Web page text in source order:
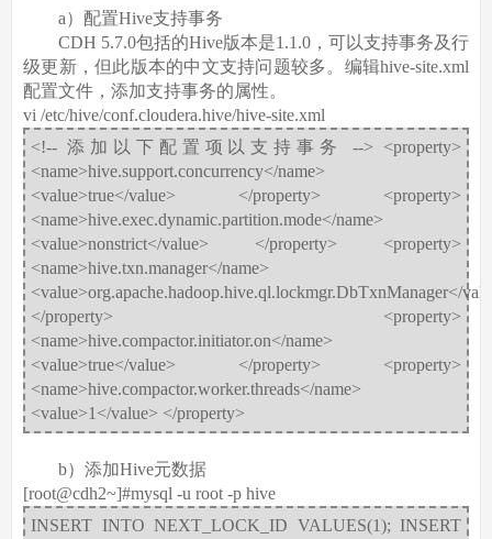
a）配置Hive支持事务
CDH 5.7.0包括的Hive版本是1.1.0，可以支持事务及行
级更新，但此版本的中文支持问题较多。编辑hive-site.xml
配置文件，添加支持事务的属性。
vi /etc/hive/conf.cloudera.hive/hive-site.xml
<!-- 添加以下配置项以支持事务 --> <property>
<name>hive.support.concurrency</name>
<value>true</value> </property> <property>
<name>hive.exec.dynamic.partition.mode</name>
<value>nonstrict</value> </property> <property>
<name>hive.txn.manager</name>
<value>org.apache.hadoop.hive.ql.lockmgr.DbTxnManager</
</property> <property>
<name>hive.compactor.initiator.on</name>
<value>true</value> </property> <property>
<name>hive.compactor.worker.threads</name>
<value>1</value> </property>
b）添加Hive元数据
[root@cdh2~]#mysql -u root -p hive
INSERT INTO NEXT_LOCK_ID VALUES(1); INSERT